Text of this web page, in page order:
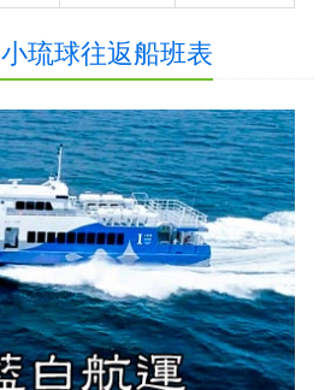
小琉球往返船班表